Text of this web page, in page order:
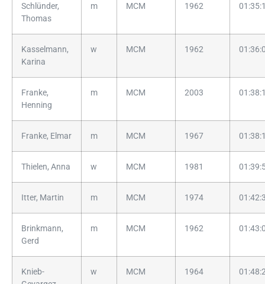
Schlünder,
Thomas
m MCM 1962
Kasselmann,
Karina
w MCM 1962
Franke,
Henning
m MCM 2003
Franke, Elmar m MCM 1967
Thielen, Anna w MCM 1981
Itter, Martin m MCM 1974
Brinkmann,
Gerd
m MCM 1962
Knieb-
w MCM 1964